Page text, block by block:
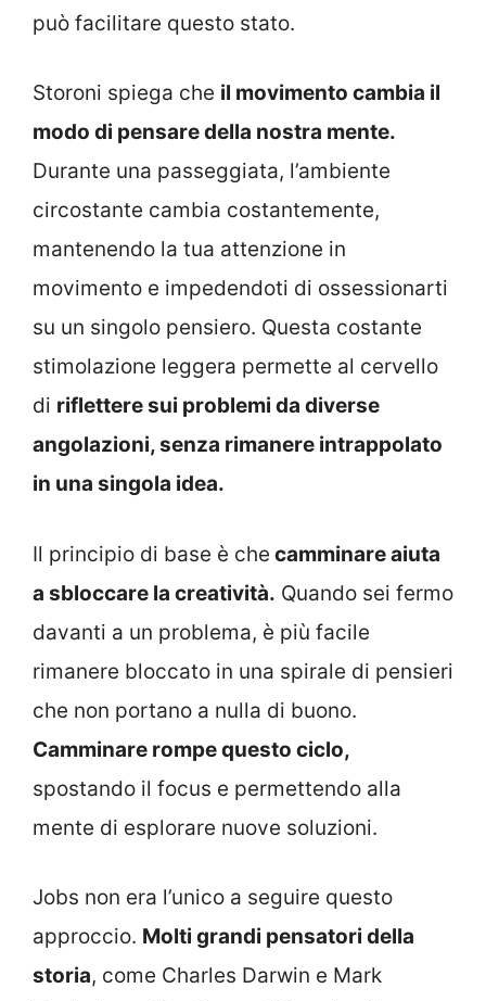
può facilitare questo stato.
Storoni spiega che il movimento cambia il
modo di pensare della nostra mente.
Durante una passeggiata, l’ambiente
circostante cambia costantemente,
mantenendo la tua attenzione in
movimento e impedendoti di ossessionarti
su un singolo pensiero. Questa costante
stimolazione leggera permette al cervello
di riflettere sui problemi da diverse
angolazioni, senza rimanere intrappolato
in una singola idea.
Il principio di base è che camminare aiuta
a sbloccare la creatività. Quando sei fermo
davanti a un problema, è più facile
rimanere bloccato in una spirale di pensieri
che non portano a nulla di buono.
Camminare rompe questo ciclo,
spostando il focus e permettendo alla
mente di esplorare nuove soluzioni.
Jobs non era l’unico a seguire questo
approccio. Molti grandi pensatori della
storia, come Charles Darwin e Mark